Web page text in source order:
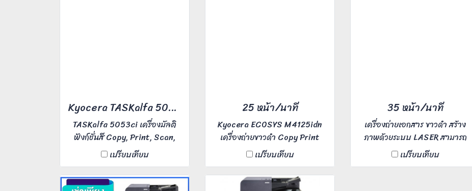
Kyocera TASKalfa 5053ci
TASKalfa 5053ci เครื่องมัลติ
ฟังก์ชั่นสี Copy, Print, Scan,
Fax (Optional) ความเร็วถ่ายขาว
ดำ/สี 50 แผ่นต่อนาที (A4) ขนาด
กระดาษสูงสุด A3 ความละเอียด
เปรียบเทียบ
25 หน้า/นาที
Kyocera ECOSYS M4125idn
เครื่องถ่ายขาวดำ Copy Print
Scan ความเร็ว 25 แผ่นต่อนาที
เหมาะสำหรับ Office ขนาดกลาง
ผู้ใช้งาน 5-20 คน
เปรียบเทียบ
35 หน้า/นาที
เครื่องถ่ายเอกสาร ขาวดำ สร้าง
ภาพด้วยระบบ LASER สามารถ
Copy Print Scan ความเร็วใน
การถ่ายเอกสาร 35 แผ่นต่อนาที
เปรียบเทียบ